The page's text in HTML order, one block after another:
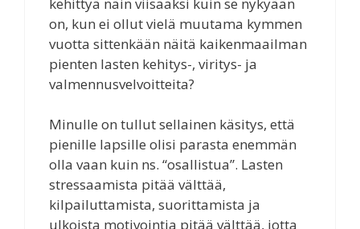
on, kun ei ollut vielä muutama kymmen
vuotta sittenkään näitä kaikenmaailman
pienten lasten kehitys-, viritys- ja
valmennusvelvoitteita?
Minulle on tullut sellainen käsitys, että
pienille lapsille olisi parasta enemmän
olla vaan kuin ns. “osallistua”. Lasten
stressaamista pitää välttää,
kilpailuttamista, suorittamista ja
ulkoista motivointia pitää välttää, jotta